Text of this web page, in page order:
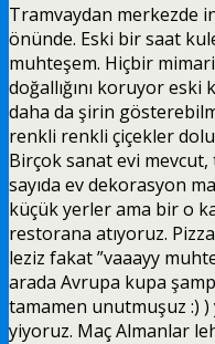
Tramvaydan merkezde
önünde. Eski bir saat
muhteşem. Hiçbir
doğallığını koruyor eski
daha da şirin
renkli renkli çiçekler
Birçok sanat evi
sayıda ev dekorasyon
küçük yerler ama bir o
restorana atıyoruz.
leziz fakat ”vaaayy
arada Avrupa kupa
tamamen unutmuşuz :) )
yiyoruz. Maç Almanlar